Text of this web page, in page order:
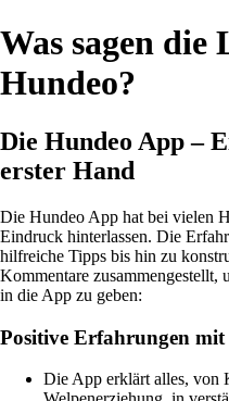
Was sagen die
Hundeo?
Die Hundeo App –
erster Hand
Die Hundeo App hat bei vielen
Eindruck hinterlassen. Die
hilfreiche Tipps bis hin zu
Kommentare zusammengestellt,
in die App zu geben:
Positive Erfahrungen
Die App erklärt alles, von